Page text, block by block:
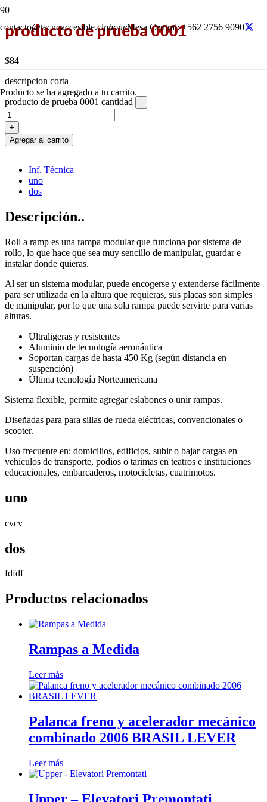
contacto@tecnoaccesible.clphoneMesa Central: +562 2756 9090
Producto se ha agregado a tu carrito.
producto de prueba 0001
$84
descripcion corta
producto de prueba 0001 cantidad -
+
Agregar al carrito
Inf. Técnica
uno
dos
Descripción..
Roll a ramp es una rampa modular que funciona por sistema de
rollo, lo que hace que sea muy sencillo de manipular, guardar e
instalar donde quieras.
Al ser un sistema modular, puede encogerse y extenderse fácilmente
para ser utilizada en la altura que requieras, sus placas son simples
de manipular, por lo que una sola rampa puede servirte para varias
alturas.
Ultraligeras y resistentes
Aluminio de tecnología aeronáutica
Soportan cargas de hasta 450 Kg (según distancia en
suspención)
Última tecnología Norteamericana
Sistema flexible, permite agregar eslabones o unir rampas.
Diseñadas para para sillas de rueda eléctricas, convencionales o
scooter.
Uso frecuente en: domicilios, edificios, subir o bajar cargas en
vehículos de transporte, podios o tarimas en teatros e instituciones
educacionales, embarcaderos, motocicletas, cuatrimotos.
uno
cvcv
dos
fdfdf
Productos relacionados
Rampas a Medida
Leer más
Palanca freno y acelerador mecánico
combinado 2006 BRASIL LEVER
Leer más
Upper – Elevatori Premontati